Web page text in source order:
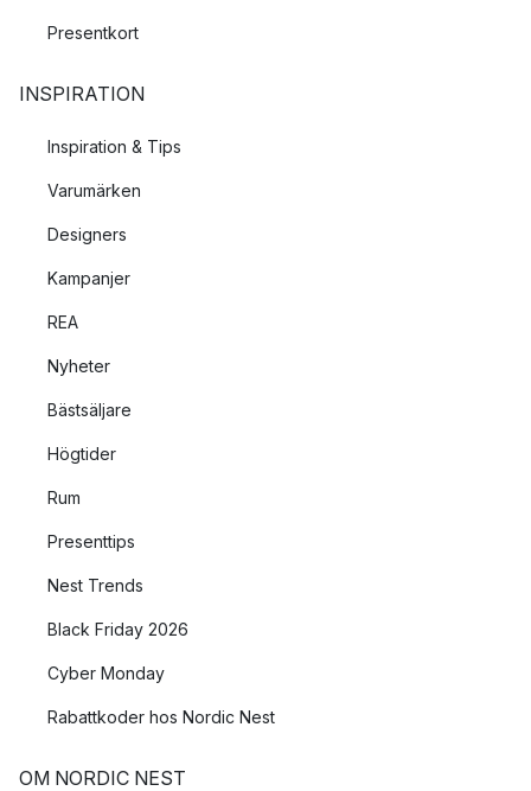
Presentkort
INSPIRATION
Inspiration & Tips
Varumärken
Designers
Kampanjer
REA
Nyheter
Bästsäljare
Högtider
Rum
Presenttips
Nest Trends
Black Friday 2026
Cyber Monday
Rabattkoder hos Nordic Nest
OM NORDIC NEST